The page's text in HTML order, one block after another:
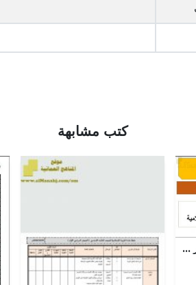
كتب مشابهة
عرض تقديمي وشرح درس دور العمانيين في تأصيل الهوية الاسلامية- بوربوينت (تربية اسلامية) الثاني عشر